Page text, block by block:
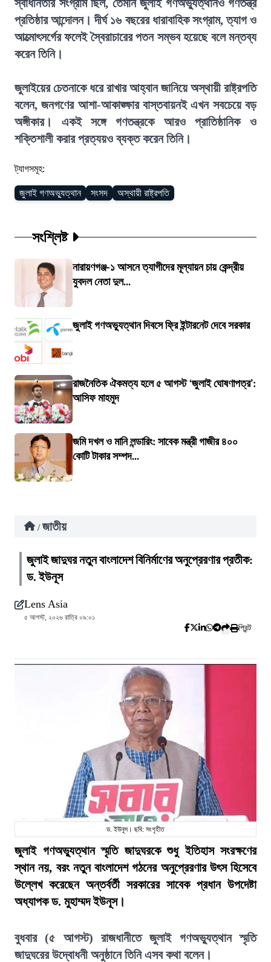
স্বাধীনতার সংগ্রাম ছিল, তেমনি জুলাই গণঅভ্যুত্থানও গণতন্ত্র
প্রতিষ্ঠার আন্দোলন। দীর্ঘ ১৬ বছরের ধারাবাহিক সংগ্রাম, ত্যাগ ও
আত্মোৎসর্গের ফলেই স্বৈরাচারের পতন সম্ভব হয়েছে বলে মন্তব্য
করেন তিনি।
জুলাইয়ের চেতনাকে ধরে রাখার আহ্বান জানিয়ে অস্থায়ী রাষ্ট্রপতি
বলেন, জনগণের আশা-আকাঙ্ক্ষার বাস্তবায়নই এখন সবচেয়ে বড়
অঙ্গীকার। একই সঙ্গে গণতন্ত্রকে আরও প্রাতিষ্ঠানিক ও
শক্তিশালী করার প্রত্যয়ও ব্যক্ত করেন তিনি।
ট্যাগসমূহ:
জুলাই গণঅভ্যুত্থান সংসদ অস্থায়ী রাষ্ট্রপতি
সংশ্লিষ্ট
নারায়ণগঞ্জ-১ আসনে ত্যাগীদের মূল্যায়ন চায় কেন্দ্রীয়
যুবদল নেতা দুল...
জুলাই গণঅভ্যুত্থান দিবসে ফ্রি ইন্টারনেট দেবে সরকার
রাজনৈতিক ঐকমত্য হলে ৫ আগস্ট ‘জুলাই ঘোষণাপত্র’:
আসিফ মাহমুদ
জমি দখল ও মানি লন্ডারিং: সাবেক মন্ত্রী গাজীর ৪০০
কোটি টাকার সম্পদ...
/ জাতীয়
জুলাই জাদুঘর নতুন বাংলাদেশ বিনির্মাণের অনুপ্রেরণার প্রতীক:
ড. ইউনূস
Lens Asia
৫ আগস্ট, ২০২৬ রাত্রি ০৯:০১
প্রিন্ট
ড. ইউনূস। ছবি: সংগৃহীত
জুলাই গণঅভ্যুত্থান স্মৃতি জাদুঘরকে শুধু ইতিহাস সংরক্ষণের
স্থান নয়, বরং নতুন বাংলাদেশ গঠনের অনুপ্রেরণার উৎস হিসেবে
উল্লেখ করেছেন অন্তর্বর্তী সরকারের সাবেক প্রধান উপদেষ্টা
অধ্যাপক ড. মুহাম্মদ ইউনূস।
বুধবার (৫ আগস্ট) রাজধানীতে জুলাই গণঅভ্যুত্থান স্মৃতি
জাদুঘরের উদ্বোধনী অনুষ্ঠানে তিনি এসব কথা বলেন।